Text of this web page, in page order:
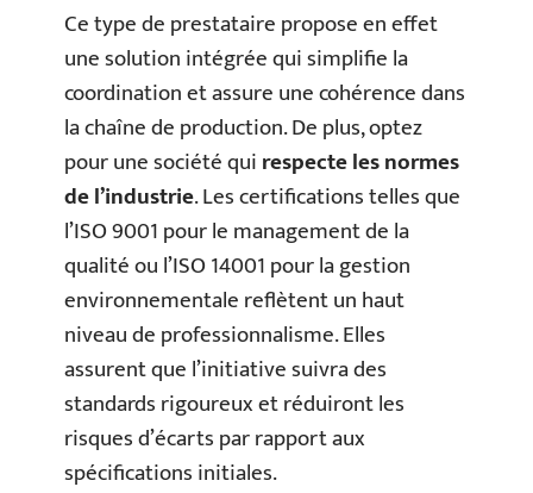
Ce type de prestataire propose en effet
une solution intégrée qui simplifie la
coordination et assure une cohérence dans
la chaîne de production. De plus, optez
pour une société quirespecte les normes
de l’industrie. Les certifications telles que
l’ISO 9001 pour le management de la
qualité ou l’ISO 14001 pour la gestion
environnementale reflètent un haut
niveau de professionnalisme. Elles
assurent que l’initiative suivra des
standards rigoureux et réduiront les
risques d’écarts par rapport aux
spécifications initiales.